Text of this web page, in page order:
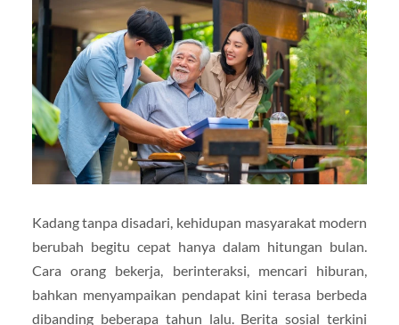
Kadang tanpa disadari, kehidupan masyarakat modern
berubah begitu cepat hanya dalam hitungan bulan.
Cara orang bekerja, berinteraksi, mencari hiburan,
bahkan menyampaikan pendapat kini terasa berbeda
dibanding beberapa tahun lalu. Berita sosial terkini